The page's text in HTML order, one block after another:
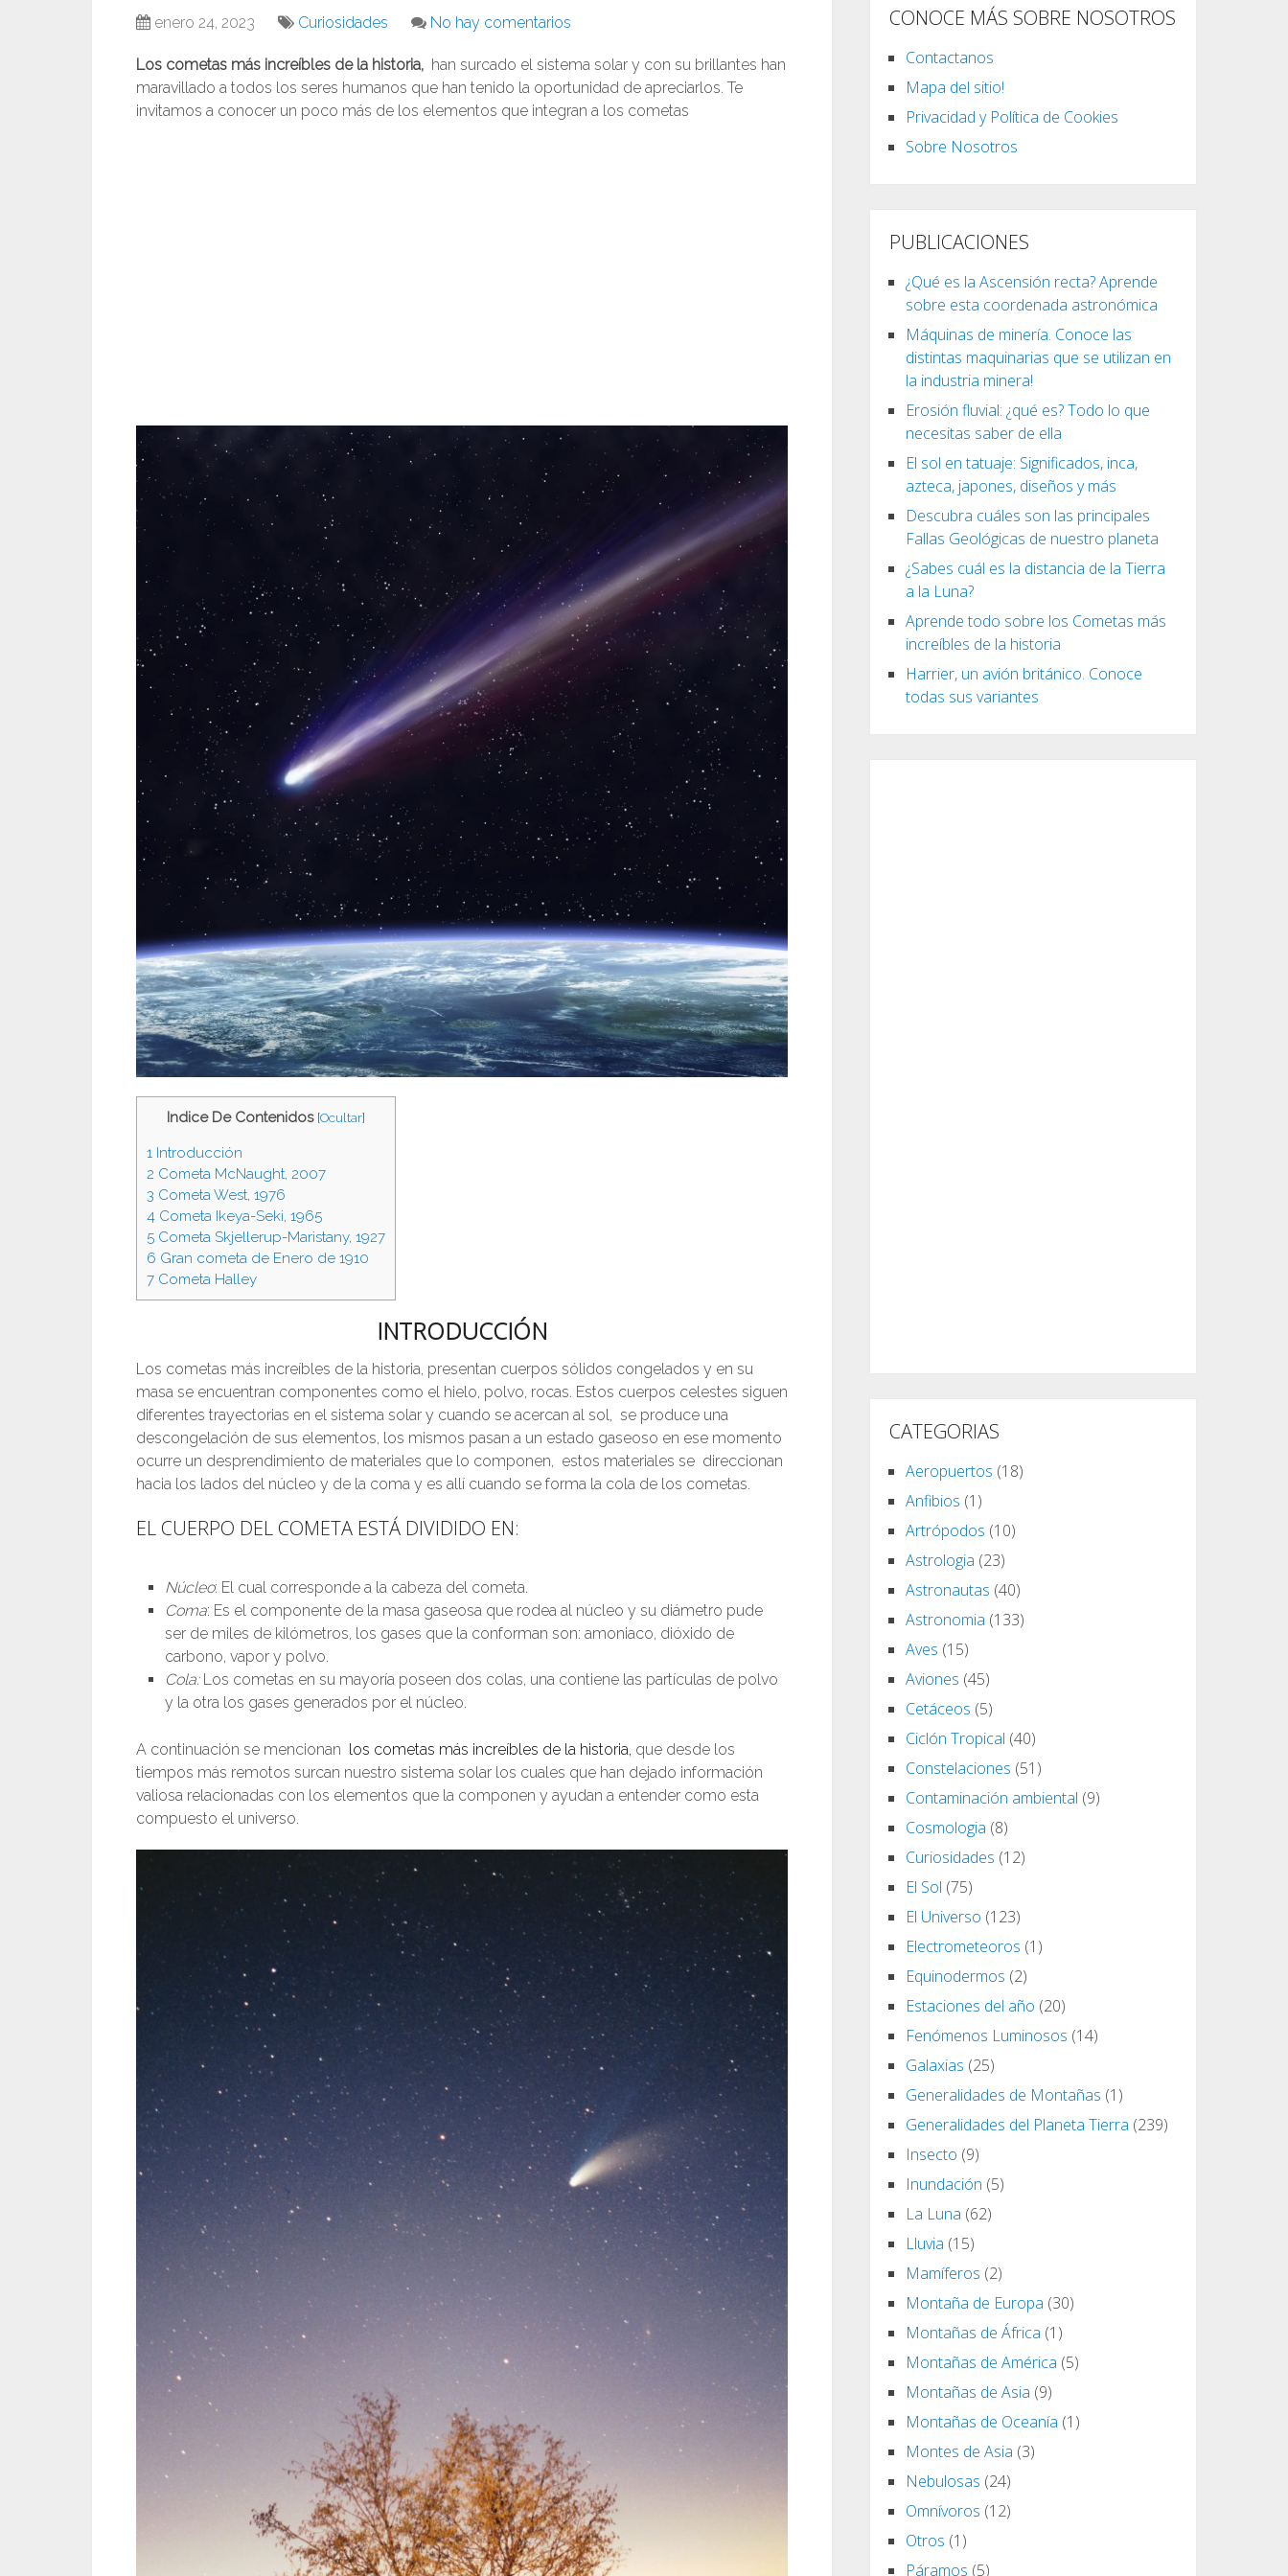
enero 24, 2023 Curiosidades No hay comentarios
Los cometas más increíbles de la historia, han surcado el sistema solar y con su brillantes han
maravillado a todos los seres humanos que han tenido la oportunidad de apreciarlos. Te
invitamos a conocer un poco más de los elementos que integran a los cometas
Indice De Contenidos [Ocultar]
1 Introducción
2 Cometa McNaught, 2007
3 Cometa West, 1976
4 Cometa Ikeya-Seki, 1965
5 Cometa Skjellerup-Maristany, 1927
6 Gran cometa de Enero de 1910
7 Cometa Halley
INTRODUCCIÓN
Los cometas más increíbles de la historia, presentan cuerpos sólidos congelados y en su
masa se encuentran componentes como el hielo, polvo, rocas. Estos cuerpos celestes siguen
diferentes trayectorias en el sistema solar y cuando se acercan al sol, se produce una
descongelación de sus elementos, los mismos pasan a un estado gaseoso en ese momento
ocurre un desprendimiento de materiales que lo componen, estos materiales se direccionan
hacia los lados del núcleo y de la coma y es allí cuando se forma la cola de los cometas.
EL CUERPO DEL COMETA ESTÁ DIVIDIDO EN:
Núcleo: El cual corresponde a la cabeza del cometa.
Coma: Es el componente de la masa gaseosa que rodea al núcleo y su diámetro pude
ser de miles de kilómetros, los gases que la conforman son: amoniaco, dióxido de
carbono, vapor y polvo.
Cola:Los cometas en su mayoría poseen dos colas, una contiene las partículas de polvo
y la otra los gases generados por el núcleo.
A continuación se mencionan los cometas más increíbles de la historia, que desde los
tiempos más remotos surcan nuestro sistema solar los cuales que han dejado información
valiosa relacionadas con los elementos que la componen y ayudan a entender como esta
compuesto el universo.
CONOCE MÁS SOBRE NOSOTROS
Contactanos
Mapa del sitio!
Privacidad y Política de Cookies
Sobre Nosotros
PUBLICACIONES
¿Qué es la Ascensión recta? Aprende
sobre esta coordenada astronómica
Máquinas de minería. Conoce las
distintas maquinarias que se utilizan en
la industria minera!
Erosión fluvial: ¿qué es? Todo lo que
necesitas saber de ella
El sol en tatuaje: Significados, inca,
azteca, japones, diseños y más
Descubra cuáles son las principales
Fallas Geológicas de nuestro planeta
¿Sabes cuál es la distancia de la Tierra
a la Luna?
Aprende todo sobre los Cometas más
increíbles de la historia
Harrier, un avión británico. Conoce
todas sus variantes
CATEGORIAS
Aeropuertos (18)
Anfibios (1)
Artrópodos (10)
Astrologia (23)
Astronautas (40)
Astronomia (133)
Aves (15)
Aviones (45)
Cetáceos (5)
Ciclón Tropical (40)
Constelaciones (51)
Contaminación ambiental (9)
Cosmologia (8)
Curiosidades (12)
El Sol (75)
El Universo (123)
Electrometeoros (1)
Equinodermos (2)
Estaciones del año (20)
Fenómenos Luminosos (14)
Galaxias (25)
Generalidades de Montañas (1)
Generalidades del Planeta Tierra (239)
Insecto (9)
Inundación (5)
La Luna (62)
Lluvia (15)
Mamíferos (2)
Montaña de Europa (30)
Montañas de África (1)
Montañas de América (5)
Montañas de Asia (9)
Montañas de Oceanía (1)
Montes de Asia (3)
Nebulosas (24)
Omnívoros (12)
Otros (1)
Páramos (5)